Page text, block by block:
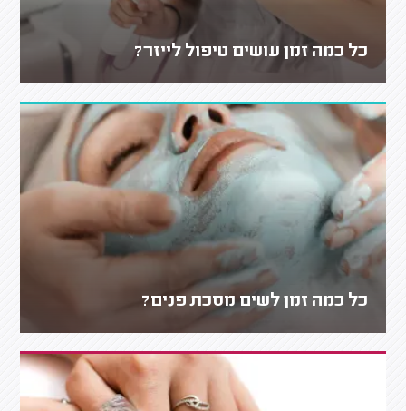
כל כמה זמן עושים טיפול לייזר?
כל כמה זמן לשים מסכת פנים?